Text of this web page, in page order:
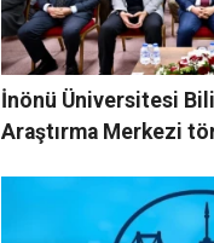
İnönü Üniversitesi
Araştırma Merkezi